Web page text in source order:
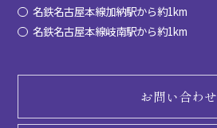
名鉄名古屋本線加納駅から約1km
名鉄名古屋本線岐南駅から約1km
お問い合わせ